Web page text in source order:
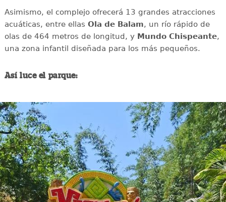
Asimismo, el complejo ofrecerá 13 grandes atracciones
acuáticas, entre ellas Ola de Balam, un río rápido de
olas de 464 metros de longitud, y Mundo Chispeante,
una zona infantil diseñada para los más pequeños.
Así luce el parque: